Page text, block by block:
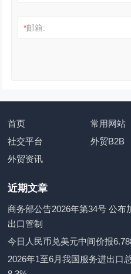
*邮箱:
首页 常用网站
社交平台
外贸B2B
外贸资讯
近期文章
商务部公告2026年第34号 公
出口管制
今日人民币兑美元中间价报
2026年1至6月我国服务进出口